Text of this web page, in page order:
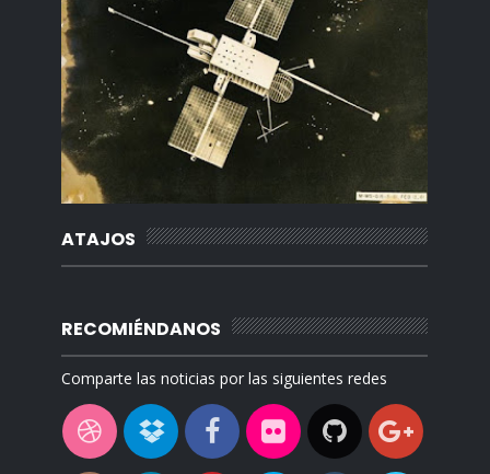
ATAJOS
RECOMIÉNDANOS
Comparte las noticias por las siguientes redes